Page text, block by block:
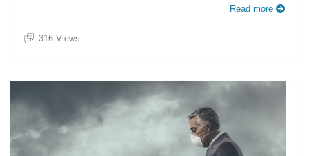
Read more
316 Views